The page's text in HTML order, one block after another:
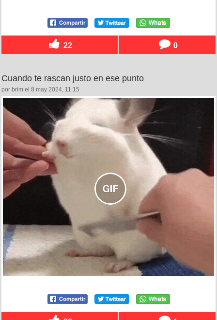
22 0
Cuando te rascan justo en ese punto
por brim el 8 may 2024, 11:15